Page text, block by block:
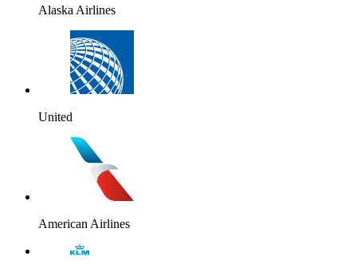
Alaska Airlines
United
American Airlines